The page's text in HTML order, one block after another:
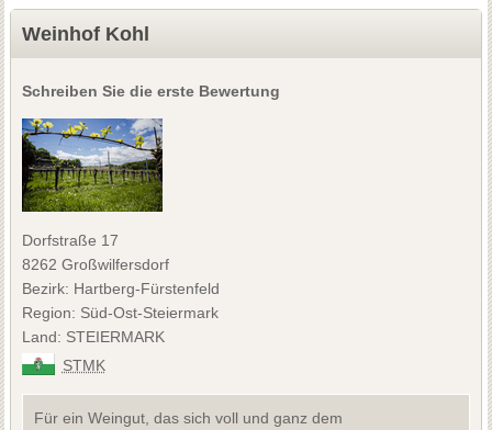
Weinhof Kohl
Schreiben Sie die erste Bewertung
Dorfstraße 17
8262 Großwilfersdorf
Bezirk: Hartberg-Fürstenfeld
Region: Süd-Ost-Steiermark
Land: STEIERMARK
STMK
Für ein Weingut, das sich voll und ganz dem